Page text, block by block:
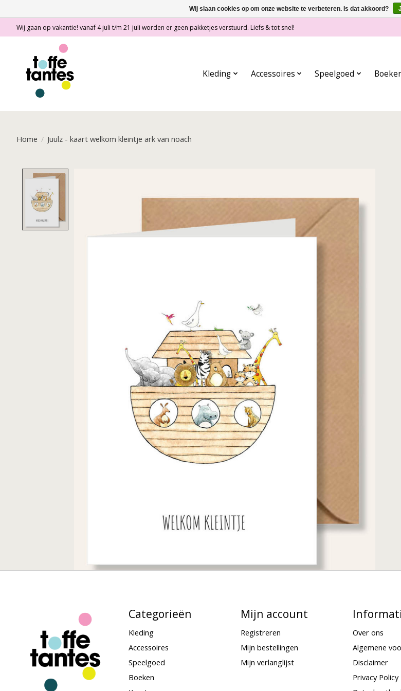
Wij gaan op vakantie! vanaf 4 juli t/m 21 juli worden er geen pakketjes verstuurd. Liefs & tot snel!
Kleding Accessoires Speelgoed
Home / Juulz - kaart welkom kleintje ark van noach
Categorieën
Kleding
Accessoires
Speelgoed
Boeken
Mijn account
Registreren
Mijn bestellingen
Mijn verlanglijst
Over ons
Algemene
Disclaimer
Privacy Policy
Wij slaan cookies op om onze website te verbeteren. Is dat akkoord?